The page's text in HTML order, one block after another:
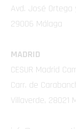
Avd. José Ortega
29006 Málaga
MADRID
CESUR Madrid
Carr. de
Villaverde, 28021